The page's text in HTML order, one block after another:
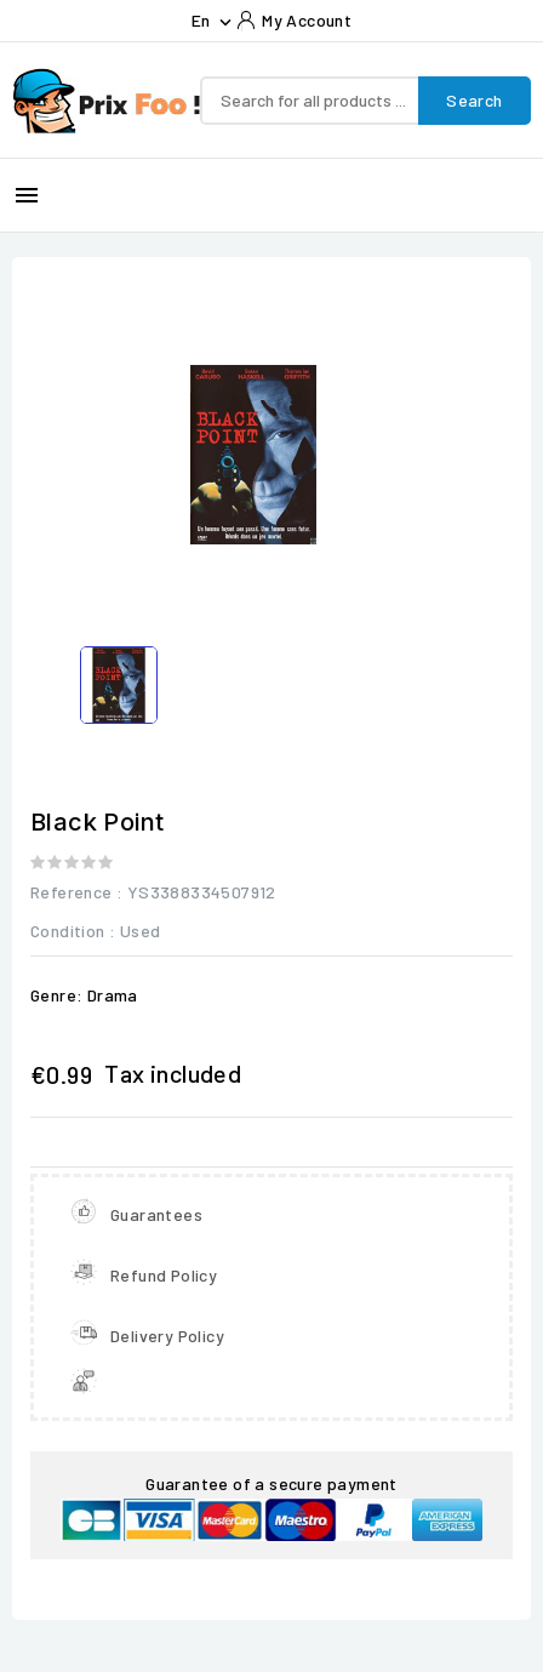
En  My Account
Search

Black Point
Reference : YS3388334507912
Condition : Used
Genre: Drama
€0.99 Tax included
Guarantees
Refund Policy
Delivery Policy
Guarantee of a secure payment